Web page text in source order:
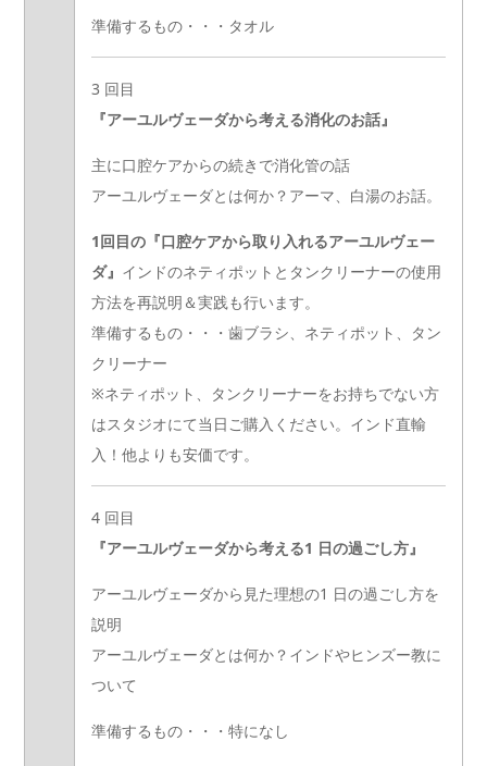
準備するもの・・・タオル
3 回目
『アーユルヴェーダから考える消化のお話』
主に口腔ケアからの続きで消化管の話
アーユルヴェーダとは何か？アーマ、白湯のお話。
1回目の『口腔ケアから取り入れるアーユルヴェー
ダ』 インドのネティポットとタンクリーナーの使用
方法を再説明＆実践も行います。
準備するもの・・・歯ブラシ、ネティポット、タン
クリーナー
※ネティポット、タンクリーナーをお持ちでない方
はスタジオにて当日ご購入ください。インド直輸
入！他よりも安価です。
4 回目
『アーユルヴェーダから考える1 日の過ごし方』
アーユルヴェーダから見た理想の1 日の過ごし方を
説明
アーユルヴェーダとは何か？インドやヒンズー教に
ついて
準備するもの・・・特になし